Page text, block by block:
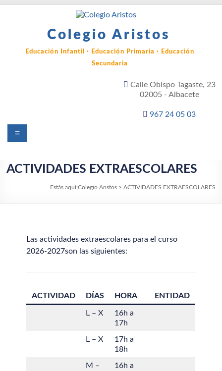
Colegio Aristos
Educación Infantil · Educación Primaria · Educación
Secundaria
Calle Obispo Tagaste, 23
02005 - Albacete
967 24 05 03
Menú
ACTIVIDADES EXTRAESCOLARES
Estás aquí:Colegio Aristos> ACTIVIDADES EXTRAESCOLARES
Las actividades extraescolares para el curso
2026-2027son las siguientes:
ACTIVIDAD DÍAS HORA ENTIDAD
L – X
16h a
17h
L – X
17h a
18h
M –
16h a